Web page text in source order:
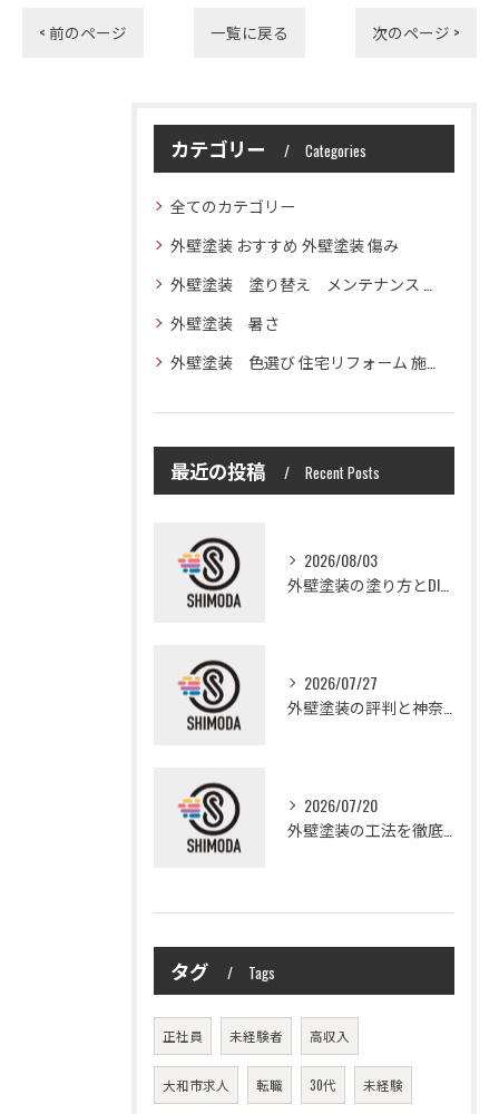
< 前のページ 一覧に戻る 次のページ >
カテゴリー Categories
全てのカテゴリー
外壁塗装 おすすめ 外壁塗装 傷み
外壁塗装 塗り替え メンテナンス 住宅塗装
外壁塗装 暑さ
外壁塗装 色選び 住宅リフォーム 施工技術
最近の投稿 Recent Posts
2026/08/03
2026/07/27
2026/07/20
タグ Tags
正社員 未経験者 高収入
大和市求人 転職 30代 未経験